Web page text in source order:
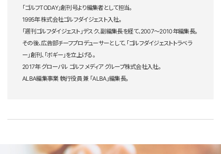
「ゴルフTODAY」創刊号より編集者として担当。
1995年 株式会社ゴルフダイジェスト入社。
「週刊ゴルフダイジェスト」デスク、副編集長を経て、2007～2010年編集長。
その後、広告部チーフプロデューサーとして、「ゴルフダイジェストトラベラ
ー」創刊、「ボギー」を立上げる。
2017年 グローバル ゴルフ メディア グループ株式会社入社。
ALBA編集事業 執行役員 兼 「ALBA」編集長。